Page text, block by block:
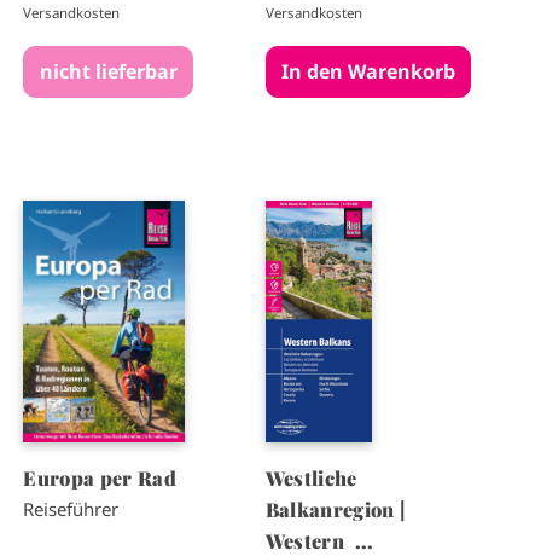
Versandkosten
Versandkosten
I
a
g
e
Europa per Rad
Reiseführer
I
m
a
g
Westliche
Balkanregion |
Western ...